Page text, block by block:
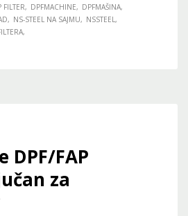
FILTER DPFMACHINE
DPFMAŠINA
NS-STEEL NA SAJMU
NSSTEEL
DPF/FAP
za